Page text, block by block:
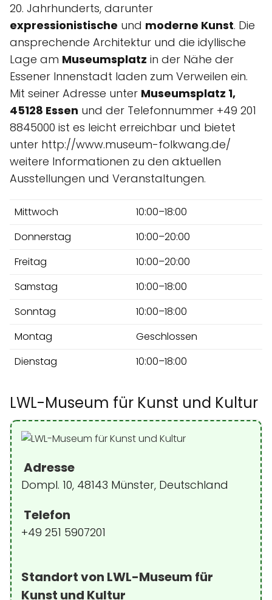
20. Jahrhunderts, darunter
expressionistische und moderne Kunst. Die
ansprechende Architektur und die idyllische
Lage am Museumsplatz in der Nähe der
Essener Innenstadt laden zum Verweilen ein.
Mit seiner Adresse unter Museumsplatz 1,
45128 Essen und der Telefonnummer +49 201
8845000 ist es leicht erreichbar und bietet
unter http://www.museum-folkwang.de/
weitere Informationen zu den aktuellen
Ausstellungen und Veranstaltungen.
Mittwoch
10:00–18:00
Donnerstag
10:00–20:00
Freitag
10:00–20:00
Samstag
10:00–18:00
Sonntag
10:00–18:00
Montag
Geschlossen
Dienstag
10:00–18:00
LWL-Museum für Kunst und Kultur
Adresse
Dompl. 10, 48143 Münster, Deutschland
Telefon
+49 251 5907201
Standort von LWL-Museum für
Kunst und Kultur